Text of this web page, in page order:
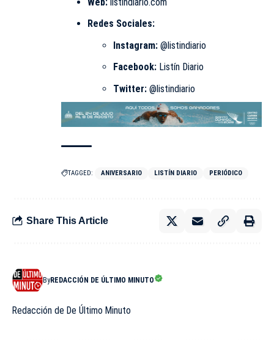
Redes Sociales:
Instagram: @listindiario
Facebook: Listín Diario
Twitter: @listindiario
TAGGED: ANIVERSARIO LISTÍN DIARIO PERIÓDICO
Share This Article
ByREDACCIÓN DE ÚLTIMO MINUTO
Redacción de De Último Minuto